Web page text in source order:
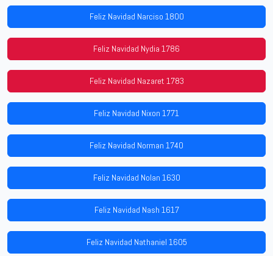
Feliz Navidad Narciso 1800
Feliz Navidad Nydia 1786
Feliz Navidad Nazaret 1783
Feliz Navidad Nixon 1771
Feliz Navidad Norman 1740
Feliz Navidad Nolan 1630
Feliz Navidad Nash 1617
Feliz Navidad Nathaniel 1605